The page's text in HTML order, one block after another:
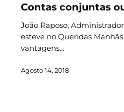
Contas conjuntas
João Raposo,
esteve no Queridas
vantagens…
Agosto 14, 2018